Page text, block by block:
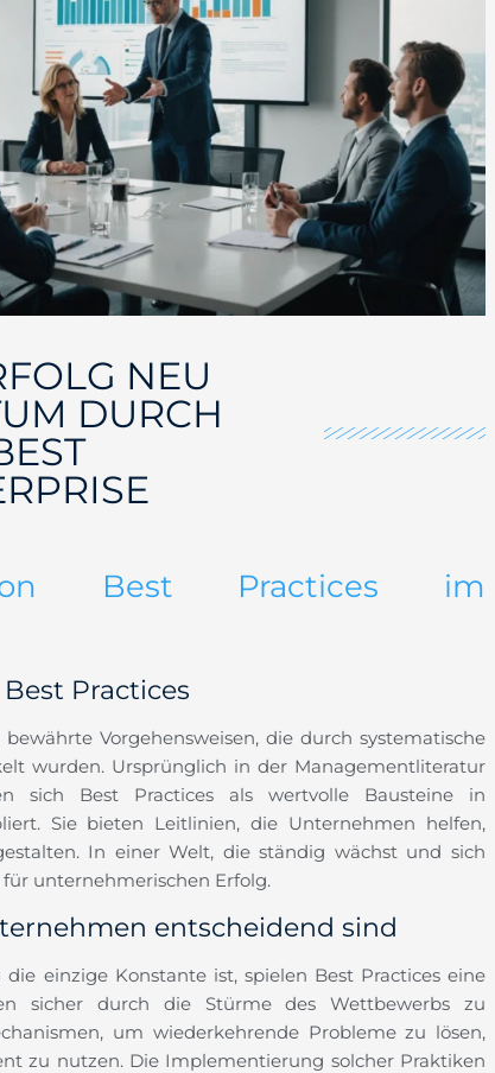
NEU
DURCH
Best Practices im
Practices
Vorgehensweisen, die durch systematische
wurden. Ursprünglich in der Managementliteratur
sich Best Practices als wertvolle Bausteine in
Sie bieten Leitlinien, die Unternehmen helfen,
In einer Welt, die ständig wächst und sich
unternehmerischen Erfolg.
entscheidend sind
einzige Konstante ist, spielen Best Practices eine
sicher durch die Stürme des Wettbewerbs zu
um wiederkehrende Probleme zu lösen,
zu nutzen. Die Implementierung solcher Praktiken